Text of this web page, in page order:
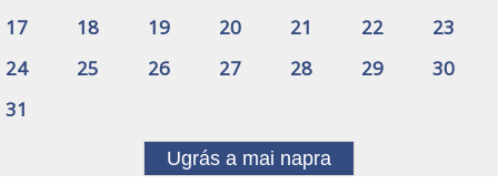
17
18 19 20 21 22
23
24
25 26 27 28 29
30
31
Ugrás a mai napra